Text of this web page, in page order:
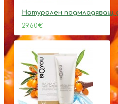
Натурален подмладяващ
29.60€